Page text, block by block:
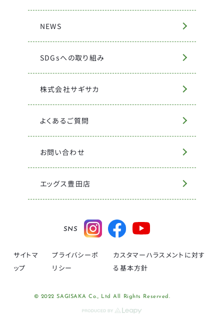
NEWS
SDGsへの取り組み
株式会社サギサカ
よくあるご質問
お問い合わせ
エッグス豊田店
SNS
サイトマ
ップ
プライバシーポ
リシー
カスタマーハラスメントに対す
る基本方針
© 2022 SAGISAKA Co., Ltd All Rights Reserved.